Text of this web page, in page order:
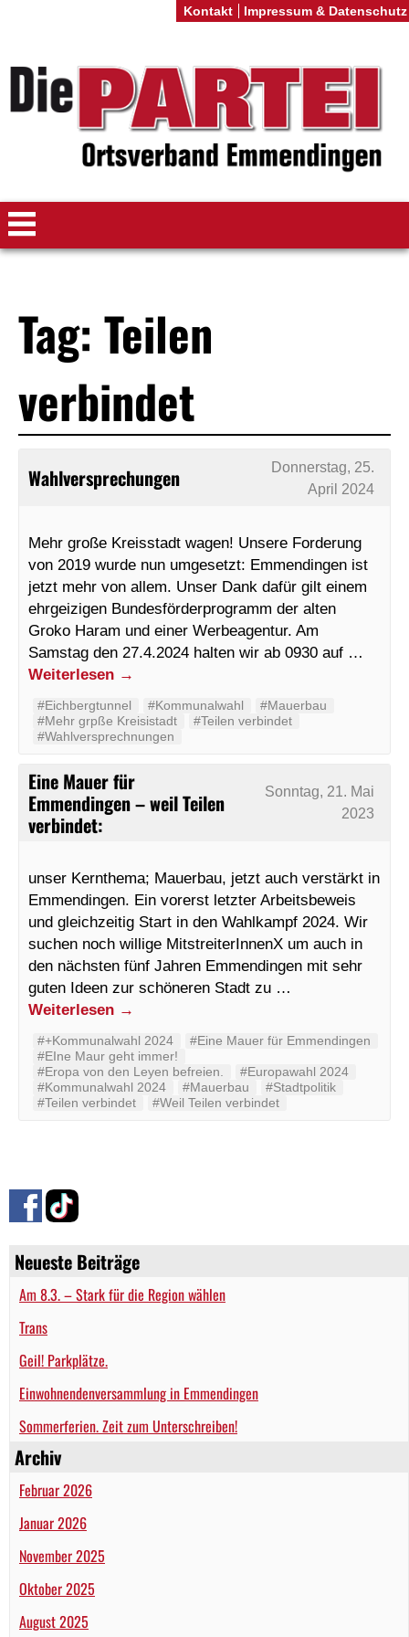
Neueste Beiträge
Am 8.3. – Stark für die Region wählen
Trans
Geil! Parkplätze.
Einwohnendenversammlung in Emmendingen
Sommerferien. Zeit zum Unterschreiben!
Archiv
Februar 2026
Januar 2026
November 2025
Oktober 2025
August 2025
Tag: Teilen
verbindet
Wahlversprechungen
Donnerstag, 25.
April 2024
Mehr große Kreisstadt wagen! Unsere Forderung
von 2019 wurde nun umgesetzt: Emmendingen ist
jetzt mehr von allem. Unser Dank dafür gilt einem
ehrgeizigen Bundesförderprogramm der alten
Groko Haram und einer Werbeagentur. Am
Samstag den 27.4.2024 halten wir ab 0930 auf …
Weiterlesen →
#Eichbergtunnel #Kommunalwahl
#Mauerbau
#Mehr grpße Kreisistadt
#Teilen verbindet
#Wahlversprechnungen
Eine Mauer für
Emmendingen – weil Teilen
verbindet:
Sonntag, 21. Mai
2023
unser Kernthema; Mauerbau, jetzt auch verstärkt in
Emmendingen. Ein vorerst letzter Arbeitsbeweis
und gleichzeitig Start in den Wahlkampf 2024. Wir
suchen noch willige MitstreiterInnenX um auch in
den nächsten fünf Jahren Emmendingen mit sehr
guten Ideen zur schöneren Stadt zu …
Weiterlesen →
#+Kommunalwahl 2024
#Eine Mauer für Emmendingen
#EIne Maur geht immer!
#Eropa von den Leyen befreien.
#Europawahl 2024
#Kommunalwahl 2024
#Mauerbau
#Stadtpolitik
#Teilen verbindet
#Weil Teilen verbindet
Kontakt Impressum & Datenschutz